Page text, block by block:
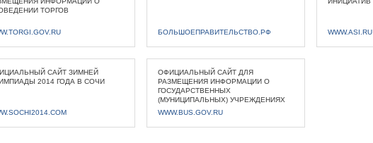
ТОРГОВ
БОЛЬШОЕПРАВИТЕЛЬСТВО.РФ WWW.ASI.RU
САЙТ ЗИМНЕЙ
2014 ГОДА В СОЧИ
ОФИЦИАЛЬНЫЙ САЙТ ДЛЯ
РАЗМЕЩЕНИЯ ИНФОРМАЦИИ О
ГОСУДАРСТВЕННЫХ
(МУНИЦИПАЛЬНЫХ) УЧРЕЖДЕНИЯХ
WWW.BUS.GOV.RU